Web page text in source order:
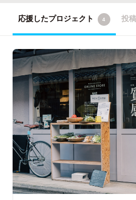
応援したプロジェクト 4 投